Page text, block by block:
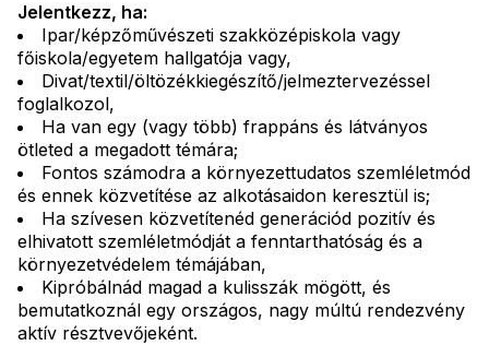
Jelentkezz, ha:
Ipar/képzőművészeti szakközépiskola vagy
főiskola/egyetem hallgatója vagy,
Divat/textil/öltözékkiegészítő/jelmeztervezéssel
foglalkozol,
Ha van egy (vagy több) frappáns és látványos
ötleted a megadott témára;
Fontos számodra a környezettudatos szemléletmód
és ennek közvetítése az alkotásaidon keresztül is;
Ha szívesen közvetítenéd generációd pozitív és
elhivatott szemléletmódját a fenntarthatóság és a
környezetvédelem témájában,
Kipróbálnád magad a kulisszák mögött, és
bemutatkoznál egy országos, nagy múltú rendezvény
aktív résztvevőjeként.